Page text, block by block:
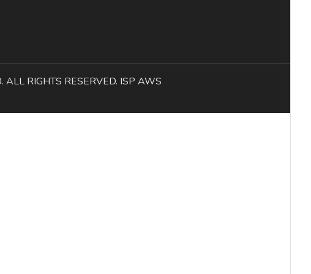
RIGHTS RESERVED. ISP AWS